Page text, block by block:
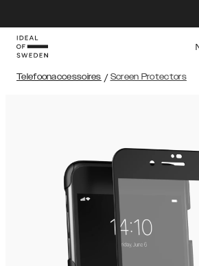
Telefoonaccessoires / Screen Protectors